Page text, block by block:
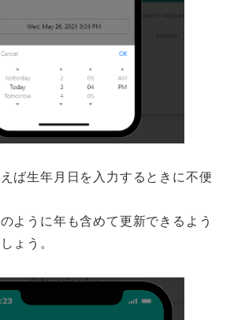
えば生年月日を入力するときに不便
ように年も含めて更新できるよう
ょう。